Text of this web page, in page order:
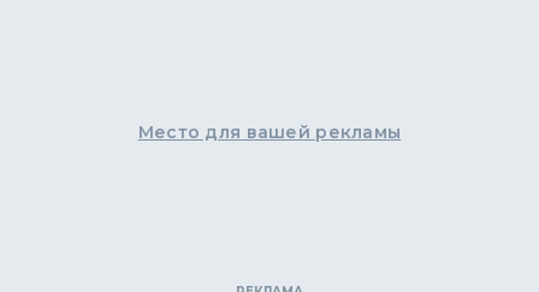
Место для вашей рекламы